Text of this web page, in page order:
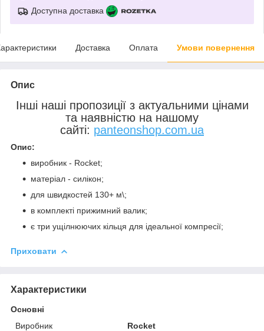
Доступна доставка
Доставка Оплата Умови повернення
Опис
Інші наші пропозиції з актуальними цінами
та наявністю на нашому
сайті: panteonshop.com.ua
Опис:
виробник - Rocket;
матеріал - силікон;
для швидкостей 130+ м\;
в комплекті прижимний валик;
є три ущілнюючих кільця для ідеальної компресії;
Приховати
Характеристики
Основні
Виробник
Rocket